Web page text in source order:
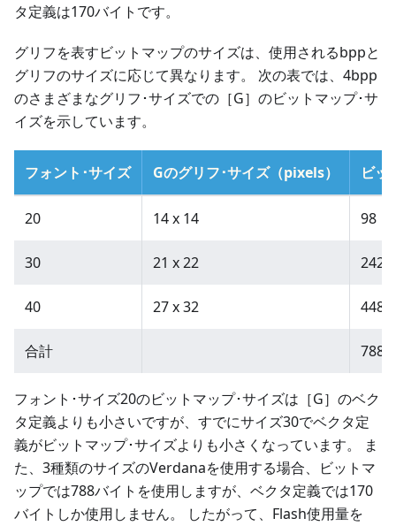
タ定義は170バイトです。
グリフを表すビットマップのサイズは、使用されるbppと
グリフのサイズに応じて異なります。 次の表では、4bpp
のさまざまなグリフ･サイズでの［G］のビットマップ･サ
イズを示しています。
フォント･サイズ Gのグリフ･サイズ（pixels） ビッ
20 14 x 14 98
30 21 x 22 242
40 27 x 32 448
合計 788
フォント･サイズ20のビットマップ･サイズは［G］のベク
タ定義よりも小さいですが、すでにサイズ30でベクタ定
義がビットマップ･サイズよりも小さくなっています。 ま
た、3種類のサイズのVerdanaを使用する場合、ビットマ
ップでは788バイトを使用しますが、ベクタ定義では170
バイトしか使用しません。 したがって、Flash使用量を